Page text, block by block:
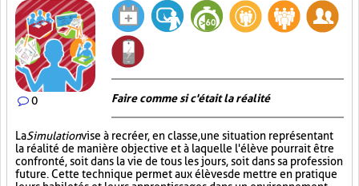
0 Faire comme si c'était la réalité
LaSimulationvise à recréer, en classe, une situation représentant
la réalité de manière objective et à laquelle l'élève pourrait être
confronté, soit dans la vie de tous les jours, soit dans sa profession
future. Cette technique permet aux élèves de mettre en pratique